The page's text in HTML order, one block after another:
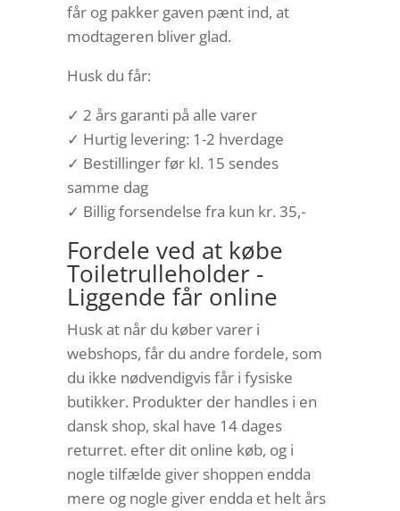
får og pakker gaven pænt ind, at
modtageren bliver glad.
Husk du får:
✓ 2 års garanti på alle varer
✓ Hurtig levering: 1-2 hverdage
✓ Bestillinger før kl. 15 sendes
samme dag
✓ Billig forsendelse fra kun kr. 35,-
Fordele ved at købe
Toiletrulleholder -
Liggende får online
Husk at når du køber varer i
webshops, får du andre fordele, som
du ikke nødvendigvis får i fysiske
butikker. Produkter der handles i en
dansk shop, skal have 14 dages
returret. efter dit online køb, og i
nogle tilfælde giver shoppen endda
mere og nogle giver endda et helt års